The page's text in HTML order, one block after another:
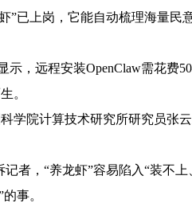
已上岗，它能自动梳理海量民
，远程安装OpenClaw需花费
。
学院计算技术研究所研究员张云
者，“养龙虾”容易陷入“装不
事。